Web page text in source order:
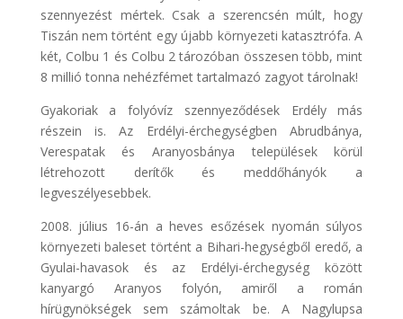
szennyezést mértek. Csak a szerencsén múlt, hogy
Tiszán nem történt egy újabb környezeti katasztrófa. A
két, Colbu 1 és Colbu 2 tározóban összesen több, mint
8 millió tonna nehézfémet tartalmazó zagyot tárolnak!
Gyakoriak a folyóvíz szennyeződések Erdély más
részein is. Az Erdélyi-érchegységben Abrudbánya,
Verespatak és Aranyosbánya települések körül
létrehozott derítők és meddőhányók a
legveszélyesebbek.
2008. július 16-án a heves esőzések nyomán súlyos
környezeti baleset történt a Bihari-hegységből eredő, a
Gyulai-havasok és az Erdélyi-érchegység között
kanyargó Aranyos folyón, amiről a román
hírügynökségek sem számoltak be. A Nagylupsa